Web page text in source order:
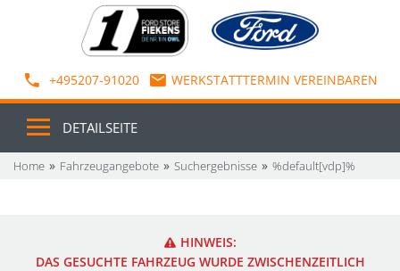
+495207-91020 WERKSTATTTERMIN VEREINBAREN
DETAILSEITE
Home Fahrzeugangebote Suchergebnisse %default[vdp]%
HINWEIS:
DAS GESUCHTE FAHRZEUG WURDE ZWISCHENZEITLICH